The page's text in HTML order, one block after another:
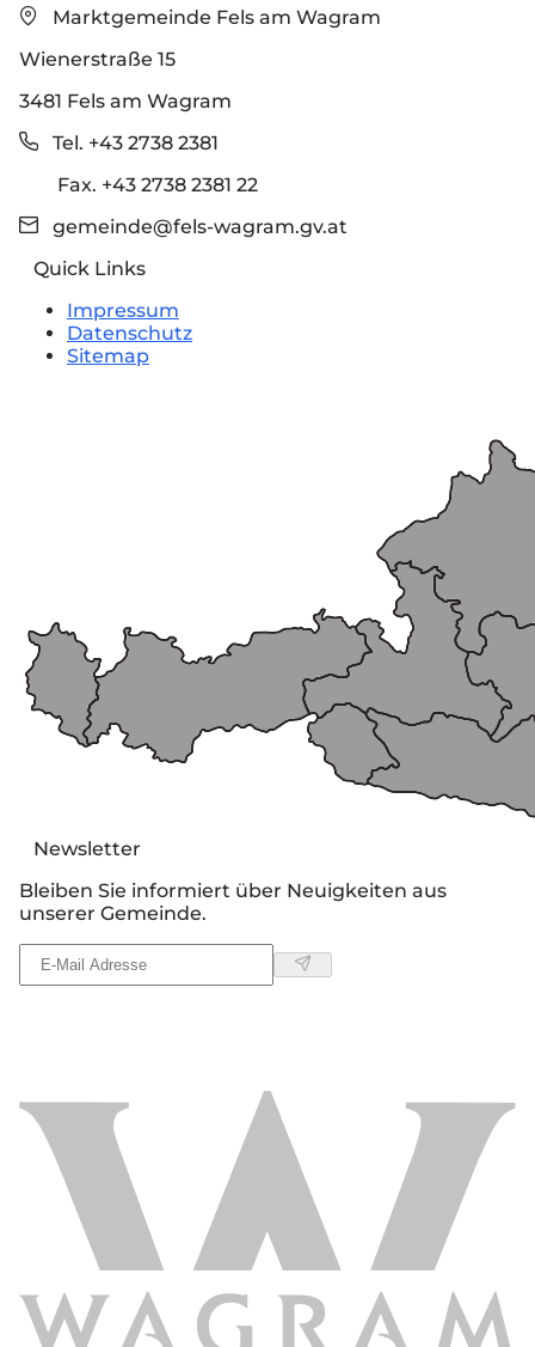
Marktgemeinde Fels am Wagram
Wienerstraße 15
3481 Fels am Wagram
Tel. +43 2738 2381
Fax. +43 2738 2381 22
gemeinde@fels-wagram.gv.at
Quick Links
Impressum
Datenschutz
Sitemap
Newsletter
Bleiben Sie informiert über Neuigkeiten aus
unserer Gemeinde.